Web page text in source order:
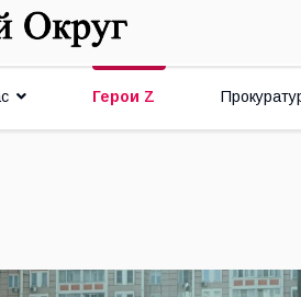
Герои Z